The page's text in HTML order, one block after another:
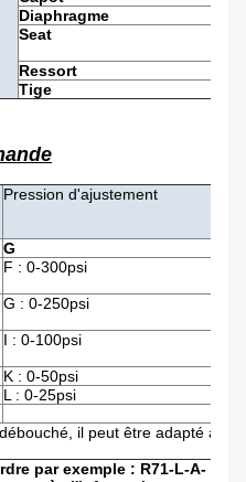
Diaphragme
Seat
Ressort
Tige
Pression d'ajustement
G
F : 0-300psi
G : 0-250psi
I : 0-100psi
K : 0-50psi
L : 0-25psi
il peut être adapté aux
par exemple : R71-L-A-